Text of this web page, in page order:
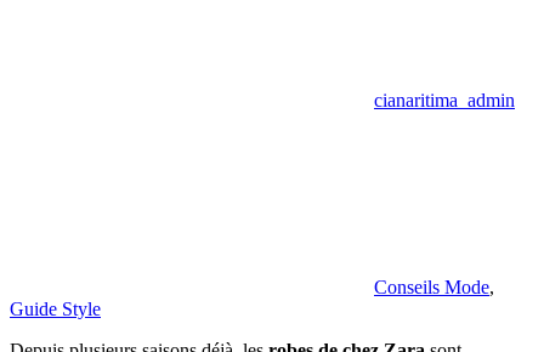
cianaritima_admin
Conseils Mode,
Guide Style